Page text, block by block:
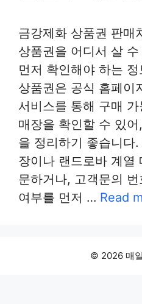
금강제화 상품권 판매
상품권을 어디서 살
먼저 확인해야 하는
상품권은 공식 홈페이
서비스를 통해 구매
매장을 확인할 수 있
을 정리하기 좋습니다
장이나 랜드로바 계열
문하거나, 고객문의
여부를 먼저 … Read
© 2026 매